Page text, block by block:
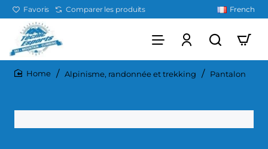
Favoris Comparer les produits French
Alpinisme, randonnée et trekking Pantalon